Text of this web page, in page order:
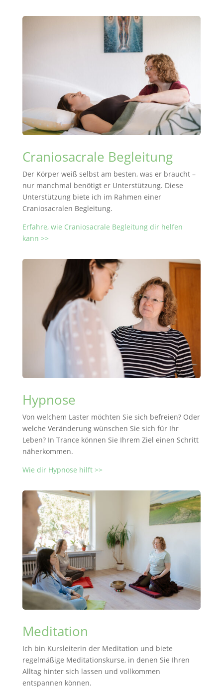
Craniosacrale Begleitung
Der Körper weiß selbst am besten, was er braucht –
nur manchmal benötigt er Unterstützung. Diese
Unterstützung biete ich im Rahmen einer
Craniosacralen Begleitung.
Erfahre, wie Craniosacrale Begleitung dir helfen
kann >>
Hypnose
Von welchem Laster möchten Sie sich befreien? Oder
welche Veränderung wünschen Sie sich für Ihr
Leben? In Trance können Sie Ihrem Ziel einen Schritt
näherkommen.
Wie dir Hypnose hilft >>
Meditation
Ich bin Kursleiterin der Meditation und biete
regelmäßige Meditationskurse, in denen Sie Ihren
Alltag hinter sich lassen und vollkommen
entspannen können.